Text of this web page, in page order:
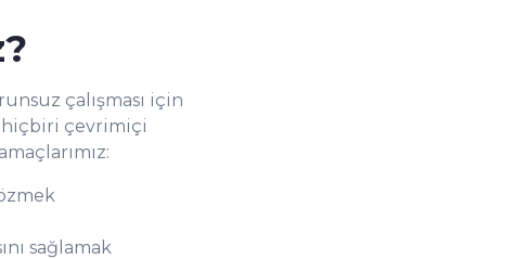
çalışması için
hiçbiri çevrimiçi
sağlamak